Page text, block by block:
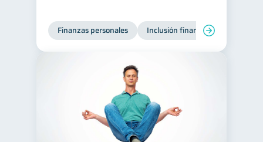
Finanzas personales Inclusión financiera